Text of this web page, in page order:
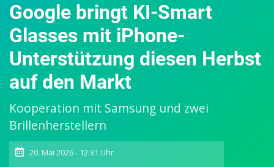
Google bringt KI-Smart
Glasses mit iPhone-
Unterstützung diesen Herbst
auf den Markt
Kooperation mit Samsung und zwei
Brillenherstellern
20. Mai 2026 - 12:31 Uhr